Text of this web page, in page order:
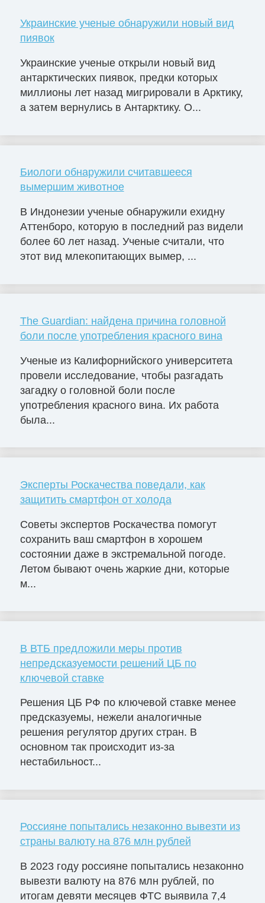
Украинские ученые обнаружили новый вид
пиявок
Украинские ученые открыли новый вид
антарктических пиявок, предки которых
миллионы лет назад мигрировали в Арктику,
а затем вернулись в Антарктику. О...
Биологи обнаружили считавшееся
вымершим животное
В Индонезии ученые обнаружили ехидну
Аттенборо, которую в последний раз видели
более 60 лет назад. Ученые считали, что
этот вид млекопитающих вымер, ...
The Guardian: найдена причина головной
боли после употребления красного вина
Ученые из Калифорнийского университета
провели исследование, чтобы разгадать
загадку о головной боли после
употребления красного вина. Их работа
была...
Эксперты Роскачества поведали, как
защитить смартфон от холода
Советы экспертов Роскачества помогут
сохранить ваш смартфон в хорошем
состоянии даже в экстремальной погоде.
Летом бывают очень жаркие дни, которые
м...
В ВТБ предложили меры против
непредсказуемости решений ЦБ по
ключевой ставке
Решения ЦБ РФ по ключевой ставке менее
предсказуемы, нежели аналогичные
решения регулятор других стран. В
основном так происходит из-за
нестабильност...
Россияне попытались незаконно вывезти из
страны валюту на 876 млн рублей
В 2023 году россияне попытались незаконно
вывезти валюту на 876 млн рублей, по
итогам девяти месяцев ФТС выявила 7,4